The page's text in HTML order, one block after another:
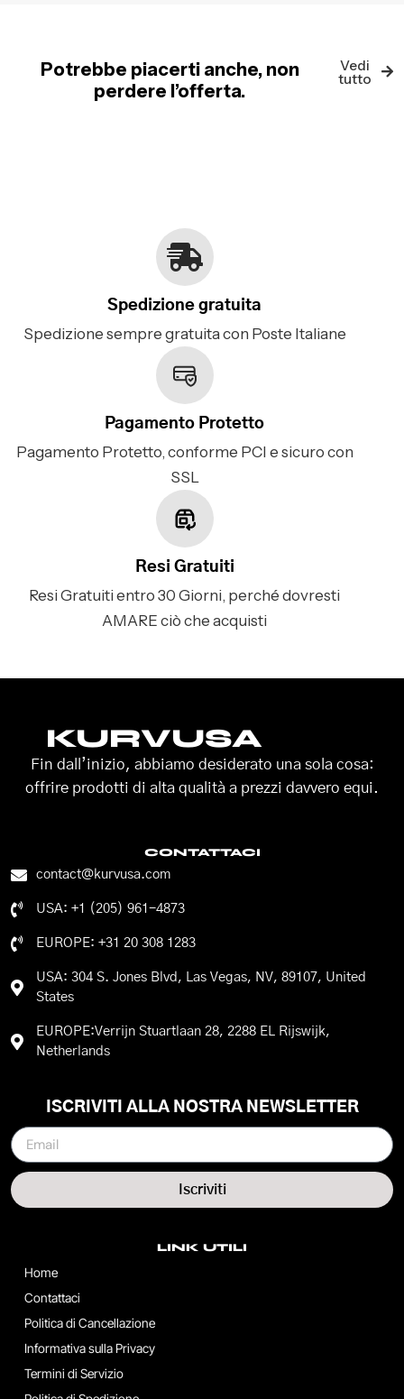
Potrebbe piacerti anche, non
perdere l’offerta.
Vedi
tutto
Spedizione gratuita
Spedizione sempre gratuita con Poste Italiane
Pagamento Protetto
Pagamento Protetto, conforme PCI e sicuro con
SSL
Resi Gratuiti
Resi Gratuiti entro 30 Giorni, perché dovresti
AMARE ciò che acquisti
KURVUSA
Fin dall’inizio, abbiamo desiderato una sola cosa:
offrire prodotti di alta qualità a prezzi davvero equi.
CONTATTACI
contact@kurvusa.com
USA: +1 (205) 961-4873
EUROPE: +31 20 308 1283
USA: 304 S. Jones Blvd, Las Vegas, NV, 89107, United
States
EUROPE:Verrijn Stuartlaan 28, 2288 EL Rijswijk,
Netherlands
LINK UTILI
Home
Contattaci
Politica di Cancellazione
Informativa sulla Privacy
Termini di Servizio
ISCRIVITI ALLA NOSTRA NEWSLETTER
Iscriviti